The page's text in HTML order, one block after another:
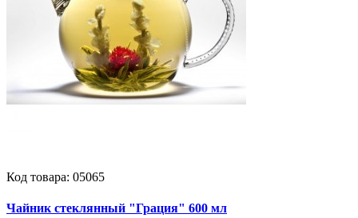
Код товара: 05065
Чайник стеклянный "Грация" 600 мл